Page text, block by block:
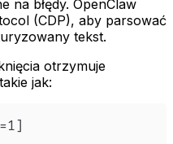
na błędy. OpenClaw
(CDP), aby parsować
tekst.
otrzymuje
jak: